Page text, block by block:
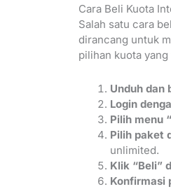
Cara Beli Kuota
Salah satu cara
dirancang untuk
pilihan kuota
Unduh dan
Login
Pilih menu
Pilih paket
unlimited.
Klik “Beli”
Konfirmasi